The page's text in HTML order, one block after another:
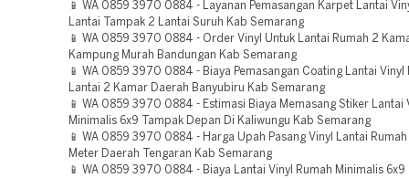
📱 WA 0859 3970 0884 - Layanan Pemasangan Karpet Lantai
Lantai Tampak 2 Lantai Suruh Kab Semarang
📱 WA 0859 3970 0884 - Order Vinyl Untuk Lantai Rumah 2
Kampung Murah Bandungan Kab Semarang
📱 WA 0859 3970 0884 - Biaya Pemasangan Coating Lantai Vinyl
Lantai 2 Kamar Daerah Banyubiru Kab Semarang
📱 WA 0859 3970 0884 - Estimasi Biaya Memasang Stiker Lantai
Minimalis 6x9 Tampak Depan Di Kaliwungu Kab Semarang
📱 WA 0859 3970 0884 - Harga Upah Pasang Vinyl Lantai
Meter Daerah Tengaran Kab Semarang
📱 WA 0859 3970 0884 - Biaya Lantai Vinyl Rumah Minimalis 6x9